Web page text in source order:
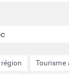
Tourisme